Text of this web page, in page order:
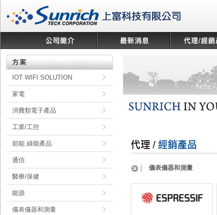
IOT WIFI SOLUTION
家電
消費類電子產品
工業/工控
節能.綠能產品
通信
醫療/保健
能源
儀表儀器和測量
儀表儀器和測量